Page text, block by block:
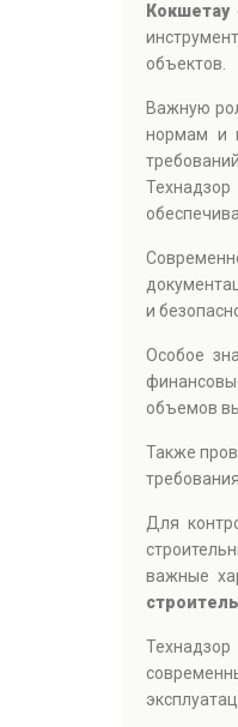
Кокшетау
объектов.
Важную
нормам и
и
Особое
объемов
Также
Для
важные